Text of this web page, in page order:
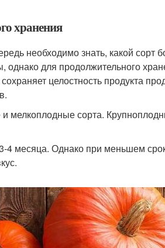
хранения
необходимо знать, какой сорт
для продолжительного
целостность продукта
и мелкоплодные сорта.
4 месяца. Однако при меньшем